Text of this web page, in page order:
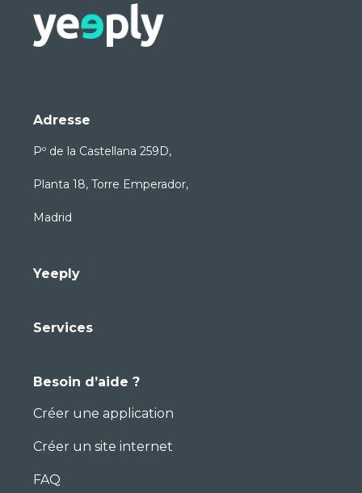
Adresse
Pº de la Castellana 259D,
Planta 18, Torre Emperador,
Madrid
Yeeply
Services
Besoin d’aide ?
Créer une application
Créer un site internet
FAQ